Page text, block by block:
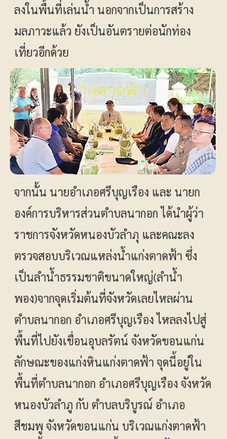
ลงในพื้นที่เล่นน้ำ นอกจากเป็นการสร้าง
มลภาวะแล้ว ยังเป็นอันตรายต่อนักท่อง
เที่ยวอีกด้วย
จากนั้น นายอำเภอศรีบุญเรือง และ นายก
องค์การบริหารส่วนตำบลนากอก ได้นำผู้ว่า
ราชการจังหวัดหนองบัวลำภุ และคณะลง
ตรวจสอบบริเวณแหล่งน้ำแก่งตาดฟ้า ซึ่ง
เป็นลำน้ำธรรมชาติขนาดใหญ่(ลำน้ำ
พอง)จากจุดเริ่มต้นที่จังหวัดเลยไหลผ่าน
ตำบลนากอก อำเภอศรีบุญเรือง ไหลลงไปสู่
พื้นที่ไปยังเขื่อนอุบลรัตน์ จังหวัดขอนแก่น
ลักษณะของแก่งหินแก่งตาดฟ้า จุดนี้อยู่ใน
พื้นที่ตำบลนากอก อำเภอศรีบุญเรือง จังหวัด
หนองบัวลำภู กับ ตำบลบริบูรณ์ อำเภอ
สีชมพู จังหวัดขอนแก่น บริเวณแก่งตาดฟ้า